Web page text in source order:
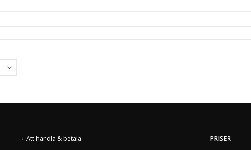
Att handla & betala PRISER